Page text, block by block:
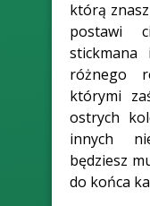
którą
postawi
stickmana
różnego
którymi
ostrych
innych
będziesz
do końca